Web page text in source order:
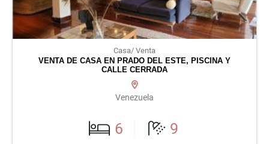
Casa/ Venta
VENTA DE CASA EN PRADO DEL ESTE, PISCINA Y
CALLE CERRADA
Venezuela
6 9